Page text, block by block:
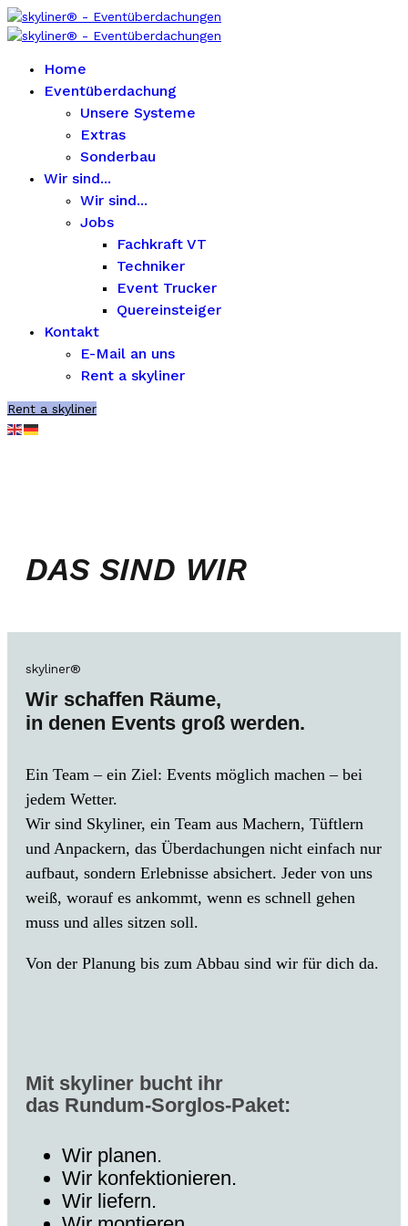
Home
Eventüberdachung
Unsere Systeme
Extras
Sonderbau
Wir sind...
Wir sind...
Jobs
Fachkraft VT
Techniker
Event Trucker
Quereinsteiger
Kontakt
E-Mail an uns
Rent a skyliner
Rent a skyliner
DAS SIND WIR
skyliner®
Wir schaffen Räume,
in denen Events groß werden.
Ein Team – ein Ziel: Events möglich machen – bei
jedem Wetter.
Wir sind Skyliner, ein Team aus Machern, Tüftlern
und Anpackern, das Überdachungen nicht einfach nur
aufbaut, sondern Erlebnisse absichert. Jeder von uns
weiß, worauf es ankommt, wenn es schnell gehen
muss und alles sitzen soll.
Von der Planung bis zum Abbau sind wir für dich da.
Mit skyliner bucht ihr
das Rundum-Sorglos-Paket:
Wir planen.
Wir konfektionieren.
Wir liefern.